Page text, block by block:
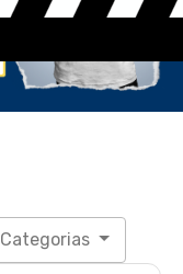
Categorias